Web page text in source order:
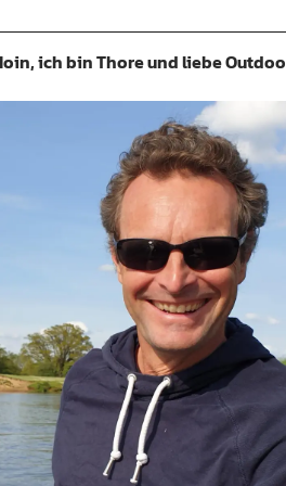
ich bin Thore und liebe